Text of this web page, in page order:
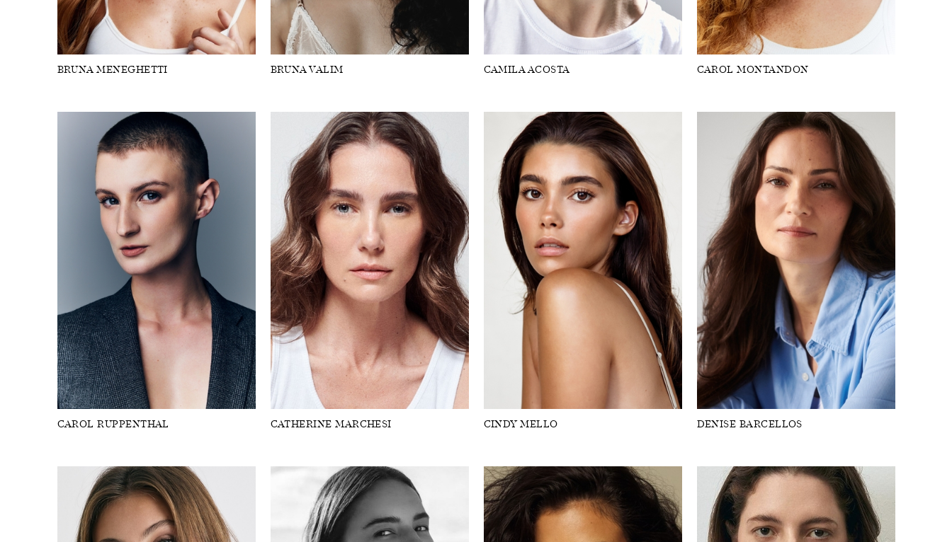
BRUNA MENEGHETTI BRUNA VALIM CAMILA ACOSTA CAROL MONTANDON
CAROL RUPPENTHAL CATHERINE MARCHESI CINDY MELLO DENISE BARCELLOS